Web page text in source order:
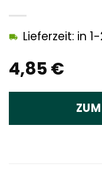
4,85 €
Lieferzeit: in